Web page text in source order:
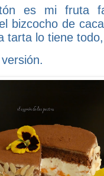
es mi fruta
bizcocho de
tarta lo tiene